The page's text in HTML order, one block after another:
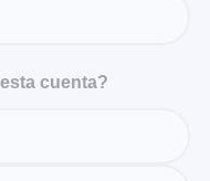
cuenta?